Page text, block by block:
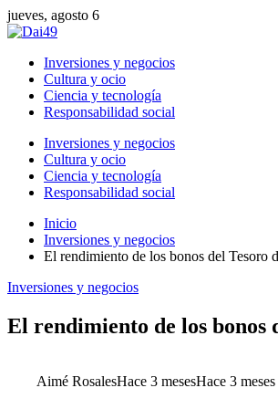
jueves, agosto 6
Inversiones y negocios
Cultura y ocio
Ciencia y tecnología
Responsabilidad social
Inversiones y negocios
Cultura y ocio
Ciencia y tecnología
Responsabilidad social
Inicio
Inversiones y negocios
El rendimiento de los bonos del Tesoro
Inversiones y negocios
El rendimiento de los bonos
Aimé RosalesHace 3 mesesHace 3 meses